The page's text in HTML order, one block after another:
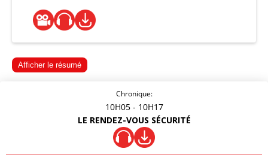
Afficher le résumé
Chronique:
10H05 - 10H17
LE RENDEZ-VOUS SÉCURITÉ